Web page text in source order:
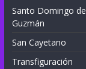
Santo Domingo de
Guzmán
San Cayetano
Transfiguración